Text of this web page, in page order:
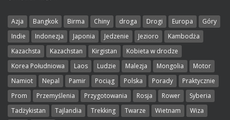
Azja Bangkok Birma Chiny droga Drogi Europa
Góry
Indie
Indonezja Japonia Jedzenie Jezioro
Kambodża
Kazachsta
Kazachstan Kirgistan
Kobieta w drodze
Korea Południowa
Laos Ludzie Malezja Mongolia
Motor
Namiot
Nepal Pamir Pociąg Polska Porady
Praktycznie
Prom
Przemyślenia Przygotowania Rosja Rower
Syberia
Tadżykistan
Tajlandia Trekking Twarze Wietnam
Wiza